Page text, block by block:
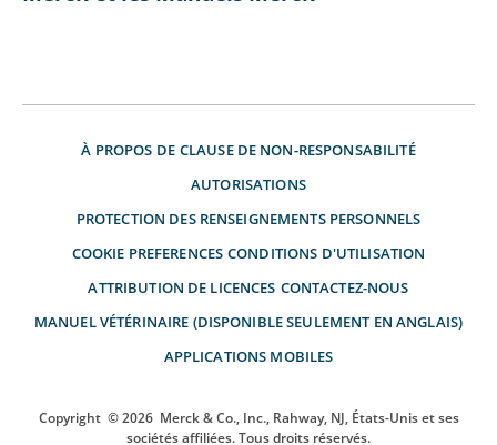
À PROPOS DE CLAUSE DE NON-RESPONSABILITÉ
AUTORISATIONS
PROTECTION DES RENSEIGNEMENTS PERSONNELS
COOKIE PREFERENCES CONDITIONS D'UTILISATION
ATTRIBUTION DE LICENCES CONTACTEZ-NOUS
MANUEL VÉTÉRINAIRE (DISPONIBLE SEULEMENT EN ANGLAIS)
APPLICATIONS MOBILES
Copyright © 2026 Merck & Co., Inc., Rahway, NJ, États-Unis et ses
sociétés affiliées. Tous droits réservés.